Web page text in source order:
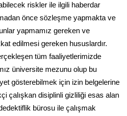
riskler ile ilgili haberdar
önce sözleşme yapmakta ve
yapmamız gereken ve
edilmesi gereken hususlardır.
tüm faaliyetlerimizde
üniversite mezunu olup bu
gösterebilmek için izin belgelerine
çalışkan disiplinli gizliliği esas alan
bürosu ile çalışmak